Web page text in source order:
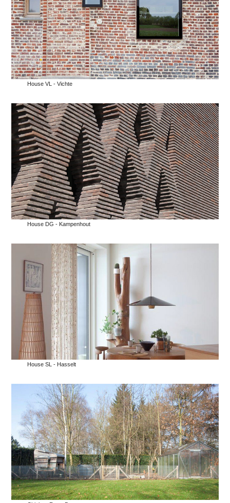
House VL - Vichte
House DG - Kampenhout
House SL - Hasselt